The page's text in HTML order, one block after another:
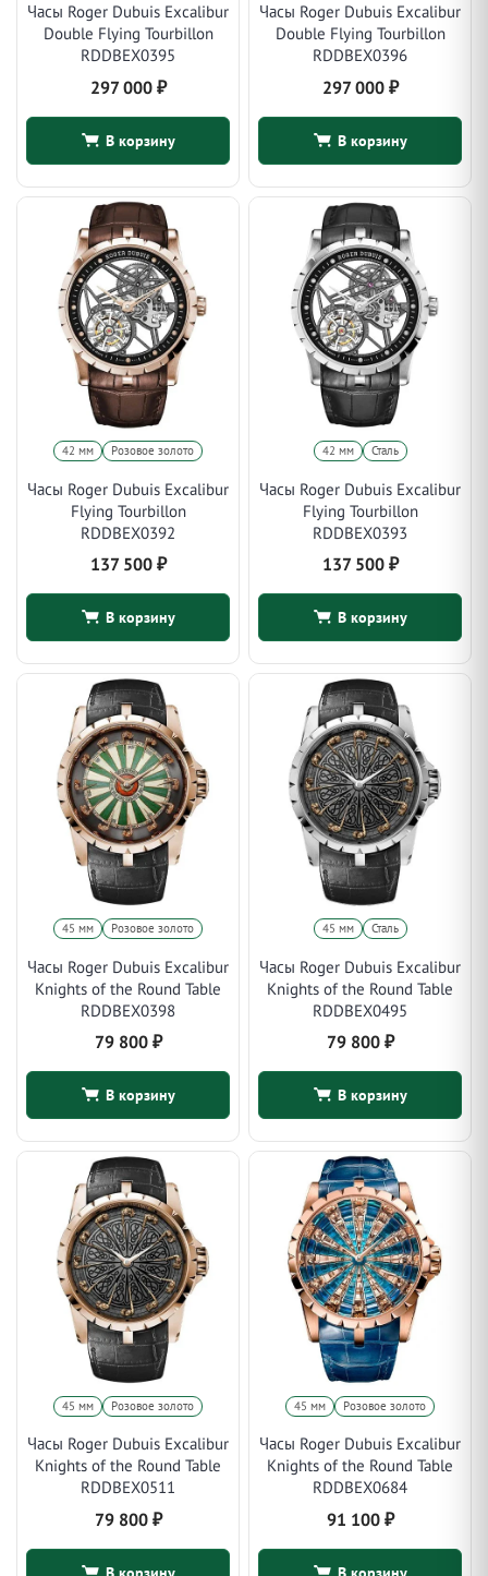
Часы Roger Dubuis Excalibur
Double Flying Tourbillon
RDDBEX0395
297 000 ₽
В корзину
Часы Roger Dubuis Excalibur
Double Flying Tourbillon
RDDBEX0396
297 000 ₽
В корзину
42 мм Розовое золото
Часы Roger Dubuis Excalibur
Flying Tourbillon
RDDBEX0392
137 500 ₽
В корзину
42 мм Сталь
Часы Roger Dubuis Excalibur
Flying Tourbillon
RDDBEX0393
137 500 ₽
В корзину
45 мм Розовое золото
Часы Roger Dubuis Excalibur
Knights of the Round Table
RDDBEX0398
79 800 ₽
В корзину
45 мм Сталь
Часы Roger Dubuis Excalibur
Knights of the Round Table
RDDBEX0495
79 800 ₽
В корзину
45 мм Розовое золото
Часы Roger Dubuis Excalibur
Knights of the Round Table
RDDBEX0511
79 800 ₽
45 мм Розовое золото
Часы Roger Dubuis Excalibur
Knights of the Round Table
RDDBEX0684
91 100 ₽